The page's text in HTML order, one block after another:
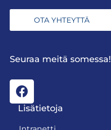
OTA YHTEYTTÄ
Seuraa meitä somessa!
Lisätietoja